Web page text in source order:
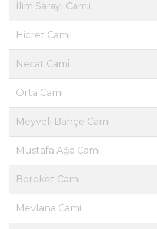
İlim Sarayı Camii
Hicret Camii
Necat Cami
Orta Cami
Meyveli Bahçe Cami
Mustafa Ağa Cami
Bereket Cami
Mevlana Cami